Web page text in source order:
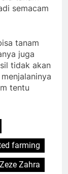
semacam
tanam
juga
tidak akan
tentu
farming
Zeze Zahra